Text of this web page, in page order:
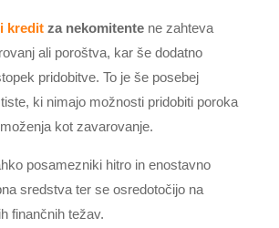
kreditza nekomitentene zahteva
ali poroštva, kar še dodatno
pridobitve. To je še posebej
ki nimajo možnosti pridobiti poroka
kot zavarovanje.
posamezniki hitro in enostavno
sredstva ter se osredotočijo na
finančnih težav.